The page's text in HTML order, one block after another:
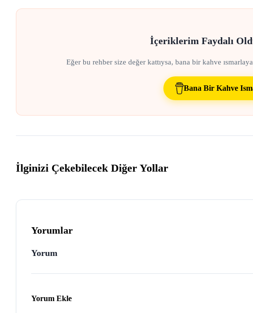
İçeriklerim Faydalı
Eğer bu rehber size değer kattıysa, bana bir kahve
Bana Bir Kahve
İlginizi Çekebilecek Diğer Yollar
Yorumlar
Yorum
Yorum Ekle